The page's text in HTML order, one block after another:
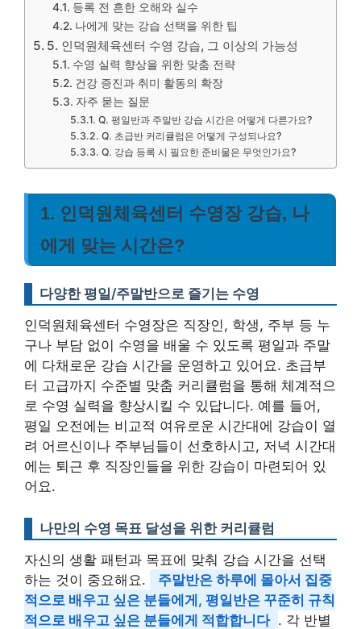
등록 전 흔한 오해와 실수
나에게 맞는 강습 선택을 위한 팁
5. 인덕원체육센터 수영 강습, 그 이상의 가능성
수영 실력 향상을 위한 맞춤 전략
건강 증진과 취미 활동의 확장
자주 묻는 질문
Q. 평일반과 주말반 강습 시간은 어떻게 다른가요?
Q. 초급반 커리큘럼은 어떻게 구성되나요?
Q. 강습 등록 시 필요한 준비물은 무엇인가요?
1. 인덕원체육센터 수영장 강습, 나
에게 맞는 시간은?
다양한 평일/주말반으로 즐기는 수영
인덕원체육센터 수영장은 직장인, 학생, 주부 등 누
구나 부담 없이 수영을 배울 수 있도록 평일과 주말
에 다채로운 강습 시간을 운영하고 있어요. 초급부
터 고급까지 수준별 맞춤 커리큘럼을 통해 체계적으
로 수영 실력을 향상시킬 수 있답니다. 예를 들어,
평일 오전에는 비교적 여유로운 시간대에 강습이 열
려 어르신이나 주부님들이 선호하시고, 저녁 시간대
에는 퇴근 후 직장인들을 위한 강습이 마련되어 있
어요.
나만의 수영 목표 달성을 위한 커리큘럼
자신의 생활 패턴과 목표에 맞춰 강습 시간을 선택
하는 것이 중요해요.
주말반은 하루에 몰아서 집중
적으로 배우고 싶은 분들에게, 평일반은 꾸준히 규칙
적으로 배우고 싶은 분들에게 적합합니다 . 각 반별